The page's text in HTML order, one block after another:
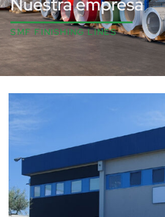
SMF FINISHING LINES